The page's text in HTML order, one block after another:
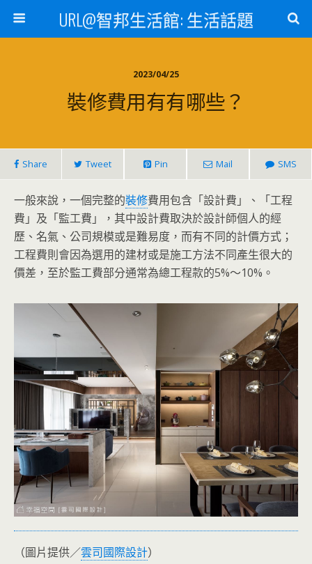
URL@智邦生活館: 生活話題
2023/04/25
裝修費用有有哪些？
Share Tweet Pin Mail SMS
一般來說，一個完整的裝修費用包含「設計費」、「工程
費」及「監工費」，其中設計費取決於設計師個人的經
歷、名氣、公司規模或是難易度，而有不同的計價方式；
工程費則會因為選用的建材或是施工方法不同產生很大的
價差，至於監工費部分通常為總工程款的5%～10%。
（圖片提供／雲司國際設計）